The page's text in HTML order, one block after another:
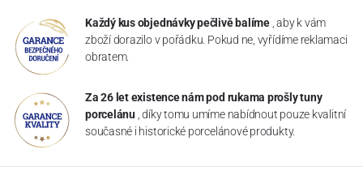
Každý kus objednávky pečlivě balíme , aby k vám
zboží dorazilo v pořádku. Pokud ne, vyřídíme reklamaci
obratem.
Za 26 let existence nám pod rukama prošly tuny
porcelánu , díky tomu umíme nabídnout pouze kvalitní
současné i historické porcelánové produkty.